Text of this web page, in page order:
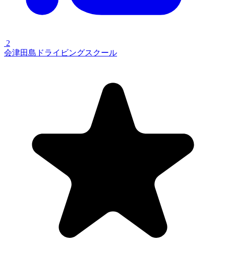
2
会津田島ドライビングスクール